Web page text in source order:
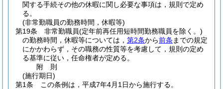
関する手続その他の休暇に関し必要な事項は，規則で定め
る。
(非常勤職員の勤務時間，休暇等)
第19条
非常勤職員(定年前再任用短時間勤務職員を除く。)
の勤務時間，休暇等については， 第2条から前条 までの規定
にかかわらず，その職務の性質等を考慮して，規則の定め
る基準に従い，任命権者が定める。
附 則
(施行期日)
第1条
この条例は，平成7年4月1日から施行する。